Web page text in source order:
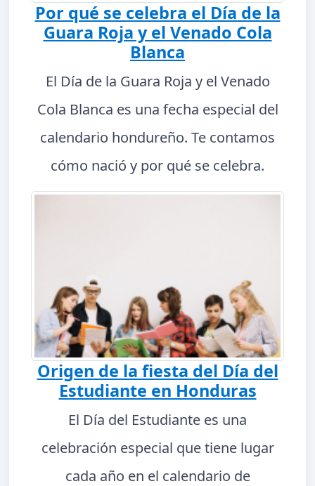
Por qué se celebra el Día de la
Guara Roja y el Venado Cola
Blanca
El Día de la Guara Roja y el Venado
Cola Blanca es una fecha especial del
calendario hondureño. Te contamos
cómo nació y por qué se celebra.
Origen de la fiesta del Día del
Estudiante en Honduras
El Día del Estudiante es una
celebración especial que tiene lugar
cada año en el calendario de